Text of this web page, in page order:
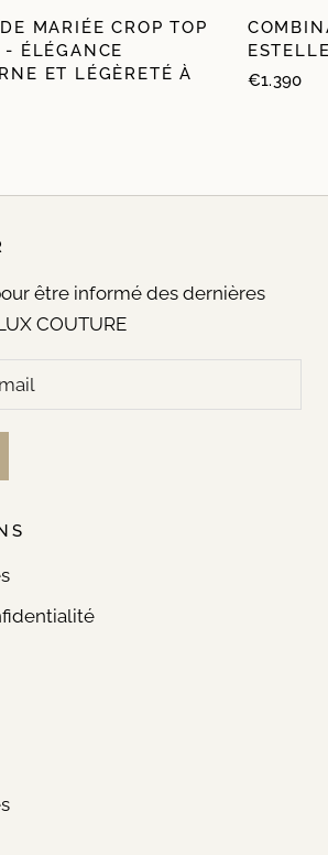
MARIÉE CROP TOP
- ÉLÉGANCE
ET LÉGÈRETÉ À
€1.390
être informé des dernières
COUTURE